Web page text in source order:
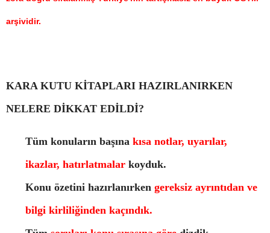
arşividir.
KARA KUTU KİTAPLARI HAZIRLANIRKEN
NELERE DİKKAT EDİLDİ?
Tüm konuların başına kısa notlar, uyarılar,
ikazlar, hatırlatmalar koyduk.
Konu özetini hazırlanırken gereksiz ayrıntıdan ve
bilgi kirliliğinden kaçındık.